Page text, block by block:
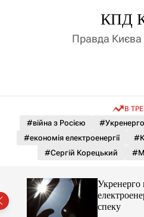
д
у
КПД
Правда Києва
В
#війна з Росією
#економія електроенергії
#Сергій Корецький
Укренерго
спеку